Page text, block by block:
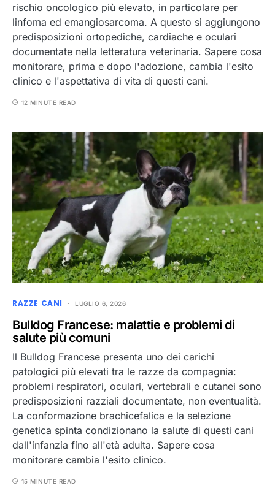
rischio oncologico più elevato, in particolare per
linfoma ed emangiosarcoma. A questo si aggiungono
predisposizioni ortopediche, cardiache e oculari
documentate nella letteratura veterinaria. Sapere cosa
monitorare, prima e dopo l'adozione, cambia l'esito
clinico e l'aspettativa di vita di questi cani.
12 MINUTE READ
RAZZE CANI LUGLIO 6, 2026
Bulldog Francese: malattie e problemi di
salute più comuni
Il Bulldog Francese presenta uno dei carichi
patologici più elevati tra le razze da compagnia:
problemi respiratori, oculari, vertebrali e cutanei sono
predisposizioni razziali documentate, non eventualità.
La conformazione brachicefalica e la selezione
genetica spinta condizionano la salute di questi cani
dall'infanzia fino all'età adulta. Sapere cosa
monitorare cambia l'esito clinico.
15 MINUTE READ